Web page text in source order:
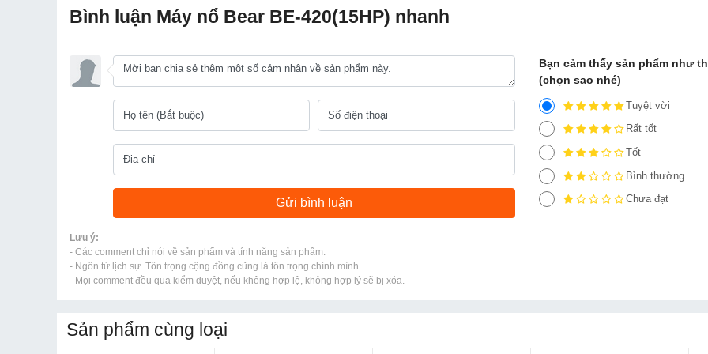
Bình luận Máy nổ Bear BE-420(15HP) nhanh
Bạn cảm thấy sản phẩm như
(chọn sao nhé)
Tuyệt vời
Rất tốt
Tốt
Bình thường
Chưa đạt
Lưu ý:
- Các comment chỉ nói về sản phẩm và tính năng sản phẩm.
- Ngôn từ lịch sự. Tôn trọng cộng đồng cũng là tôn trọng chính mình.
- Mọi comment đều qua kiểm duyệt, nếu không hợp lệ, không hợp lý sẽ bị xóa.
Sản phẩm cùng loại